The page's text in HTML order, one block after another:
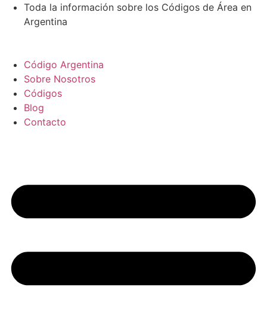
Toda la información sobre los Códigos de Área en
Argentina
Código Argentina
Sobre Nosotros
Códigos
Blog
Contacto